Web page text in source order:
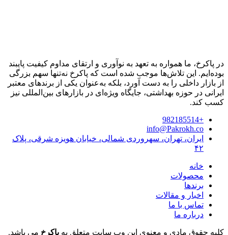
در پاکرخ، ما همواره به تعهد به نوآوری و ارتقای مداوم کیفیت پایبند
بوده‌ایم. این تلاش‌ها موجب شده است که پاکرخ نه‌تنها سهم بزرگی
از بازار داخلی را به دست آورد، بلکه به‌عنوان یکی از برندهای معتبر
ایرانی در حوزه بهداشتی، جایگاه ویژه‌ای در بازارهای بین‌المللی نیز
کسب کند.
+982185514
info@Pakrokh.co
ایران، تهران، سهروردی شمالی، خیابان هویزه شرقی، پلاک
۴۲
خانه
محصولات
برندها
اخبار و مقالات
تماس با ما
درباره ما
کلیه حقوق مادی و معنوی این وب سایت متعلق به پاکرخ می باشد.